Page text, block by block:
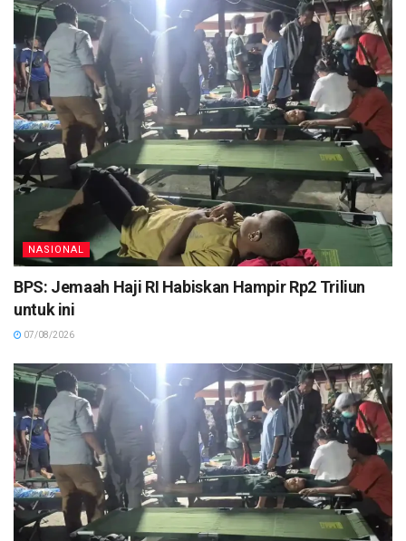
NASIONAL
BPS: Jemaah Haji RI Habiskan Hampir Rp2 Triliun
untuk ini
07/08/2026